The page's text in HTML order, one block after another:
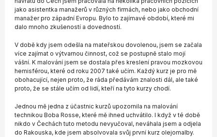
jako asistentka manažerů v různých firmách, nebo jako obchodní
manažer pro západní Evropu. Bylo to zajímavé období, které mi
dalo mnoho zkušeností a dovedností.
V době kdy jsem odešla na mateřskou dovolenou, jsem se začala
více zajímat o výtvarnou činnost, což se postupně stalo mojí
vášní. K malování jsem se dostala přes kreslení pravou mozkovou
hemisférou, které od roku 2007 také učím. Každý kurz je pro mě
obohacující, nejen proto, že ráda předávám znalosti dál, ale také
proto, že se stále učím od lidí, kteří na tyto kurzy chodí.
Jednou mě jedna z účastnic kurzů upozornila na malování
technikou Boba Rosse, které mě ihned uchvátilo. I když v té době
nikdo v Čechách tuto metodu nevyučoval, neváhala jsem a odjela
do Rakouska, kde jsem absolvovala svůj první kurz olejomalby.